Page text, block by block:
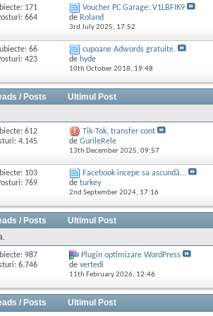
171
664
Voucher PC Garage: V1LBFIK9
de Roland
3rd July 2025, 17:52
66
423
cupoane Adwords gratuite.
de hyde
10th October 2018, 19:48
/ Posts
Ultimul Post
612
4.145
Tik-Tok, transfer cont
de GurileRele
13th December 2025, 09:57
103
769
Facebook incepe sa ascundă...
de turkey
2nd September 2024, 17:16
/ Posts
Ultimul Post
987
6.746
Plugin optimizare WordPress
de vertedi
11th February 2026, 12:46
/ Posts Ultimul Post